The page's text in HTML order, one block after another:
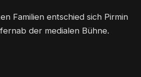
Familien entschied sich Pirmin
der medialen Bühne.